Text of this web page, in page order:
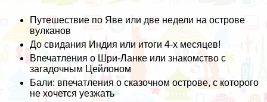
Путешествие по Яве или две недели на острове
вулканов
До свидания Индия или итоги 4-х месяцев!
Впечатления о Шри-Ланке или знакомство с
загадочным Цейлоном
Бали: впечатления о сказочном острове, с которого
не хочется уезжать